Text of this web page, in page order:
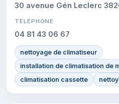
30 avenue Gén Leclerc
TÉLÉPHONE
04 81 43 06 67
nettoyage de climatiseur
installation de climatisation de
climatisation cassette